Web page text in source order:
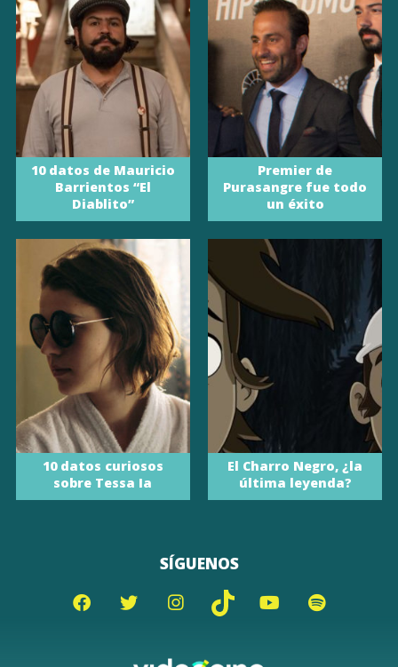
10 datos de Mauricio
Barrientos “El
Diablito”
Premier de
Purasangre fue todo
un éxito
10 datos curiosos
sobre Tessa Ia
El Charro Negro, ¿la
última leyenda?
SÍGUENOS